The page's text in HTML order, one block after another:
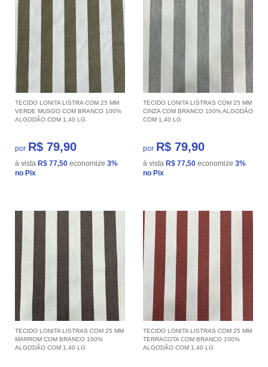
TECIDO LONITA LISTRA COM 25 MM
VERDE MUSGO COM BRANCO 100%
ALGODÃO COM 1,40 LG
por R$ 79,90
à vista R$ 77,50 economize 3%
no Pix
TECIDO LONITA LISTRAS COM 25 MM
CINZA COM BRANCO 100% ALGODÃO
COM 1,40 LG
por R$ 79,90
à vista R$ 77,50 economize 3%
no Pix
TECIDO LONITA LISTRAS COM 25 MM
MARROM COM BRANCO 100%
ALGODÃO COM 1,40 LG
TECIDO LONITA LISTRAS COM 25 MM
TERRACOTA COM BRANCO 100%
ALGODÃO COM 1,40 LG